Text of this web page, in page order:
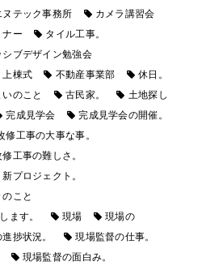
ヌテック事務所
カメラ講習会
ナー
タイル工事。
シブデザイン勉強会
上棟式 不動産事業部
休日。
いのこと 古民家。
土地探し
完成見学会
完成見学会の開催。
修工事の大事な事。
修工事の難しさ。
新プロジェクト。
のこと
ます。
現場
現場の
捗状況。
現場監督の仕事。
現場監督の面白み。